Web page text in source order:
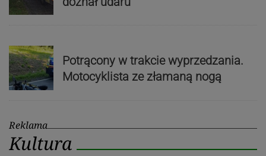
Potrącony w trakcie wyprzedzania.
Motocyklista ze złamaną nogą
Reklama
Kultura